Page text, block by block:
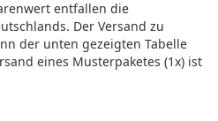
entfallen die
Der Versand zu
der unten gezeigten Tabelle
eines Musterpaketes (1x) ist